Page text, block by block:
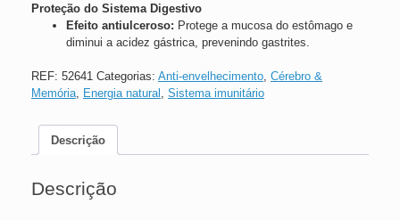
Proteção do Sistema Digestivo
Efeito antiulceroso: Protege a mucosa do estômago e
diminui a acidez gástrica, prevenindo gastrites.
REF: 52641 Categorias: Anti-envelhecimento, Cérebro &
Memória, Energia natural , Sistema imunitário
Descrição
Descrição